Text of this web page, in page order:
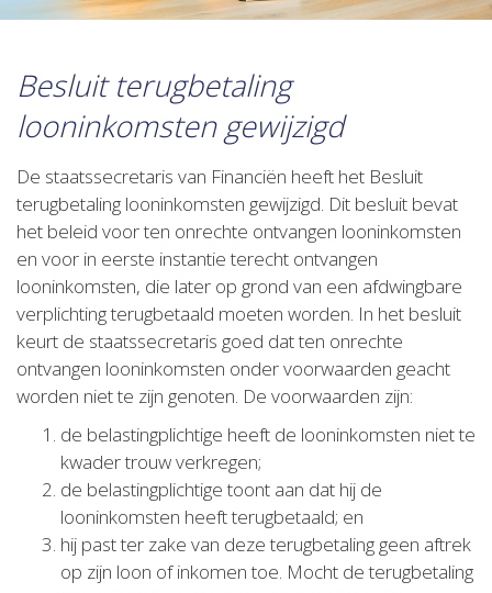
Besluit terugbetaling
looninkomsten gewijzigd
De staatssecretaris van Financiën heeft het Besluit
terugbetaling looninkomsten gewijzigd. Dit besluit bevat
het beleid voor ten onrechte ontvangen looninkomsten
en voor in eerste instantie terecht ontvangen
looninkomsten, die later op grond van een afdwingbare
verplichting terugbetaald moeten worden. In het besluit
keurt de staatssecretaris goed dat ten onrechte
ontvangen looninkomsten onder voorwaarden geacht
worden niet te zijn genoten. De voorwaarden zijn:
de belastingplichtige heeft de looninkomsten niet te
kwader trouw verkregen;
de belastingplichtige toont aan dat hij de
looninkomsten heeft terugbetaald; en
hij past ter zake van deze terugbetaling geen aftrek
op zijn loon of inkomen toe. Mocht de terugbetaling